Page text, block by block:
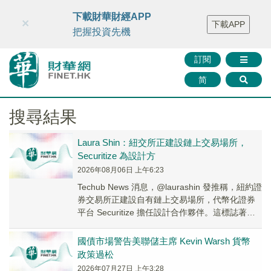
財華智庫網 FINTV FINMETA 財華證券 媒體矩陣
智庫沙龍
聯絡我們
訂閱
简
×
下載財華財經APP
把握投資先機
下載APP
搜尋結果
Laura Shin：紐交所正建設鏈上交易場所，
Securitize 為設計方
2026年08月06日 上午6:23
Techub News 消息，@laurashin 發推稱，紐約證
券交易所正建設自有鏈上交易場所，代幣化證券
平台 Securitize 擔任設計合作夥伴。這標誌著華
國債市場警告美聯儲主席 Kevin Warsh 貨幣
政策過松
2026年07月27日 上午3:28